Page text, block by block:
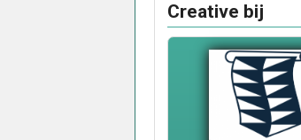
Creative bij